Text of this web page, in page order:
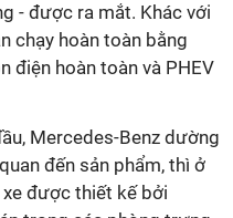
- được ra mắt. Khác với
chạy hoàn toàn bằng
điện hoàn toàn và PHEV
Mercedes-Benz dường
đến sản phẩm, thì ở
xe được thiết kế bởi